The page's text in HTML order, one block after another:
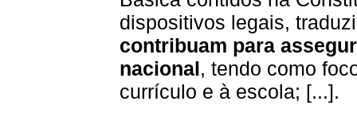
dispositivos legais,
contribuam para
nacional, tendo como
currículo e à escola; [...].